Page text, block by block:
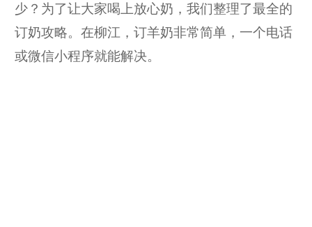
少？为了让大家喝上放心奶，我们整理了最全的
订奶攻略。在柳江，订羊奶非常简单，一个电话
或微信小程序就能解决。